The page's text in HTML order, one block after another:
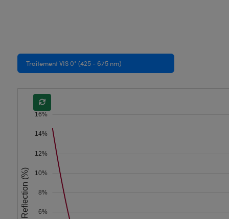
Traitement VIS 0° (425 - 675 nm)
6%
8%
10%
12%
14%
16%
Reflection (%)